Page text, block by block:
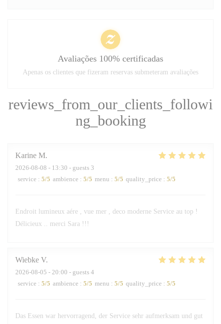
reviews_from_our_clients_followi
ng_booking
Karine M
2026-08-08 - 13:30 - guests 3
service : 5/5 ambience : 5/5 menu : 5/5 quality_price : 5/5
Endroit lumineux aére , vue mer , deco moderne Service au top !
Délicieux .. merci Sara !!!
Wiebke V
2026-08-05 - 20:00 - guests 4
service : 5/5 ambience : 5/5 menu : 5/5 quality_price : 5/5
Das Essen war hervorragend, der Service sehr aufmerksam und gut
Avaliações 100% certificadas
Apenas os clientes que fizeram reservas submeteram avaliações